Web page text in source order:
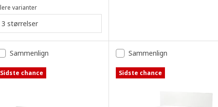
varianter
3 størrelser
Sammenlign
Sidste chance
Sammenlign
Sidste chance